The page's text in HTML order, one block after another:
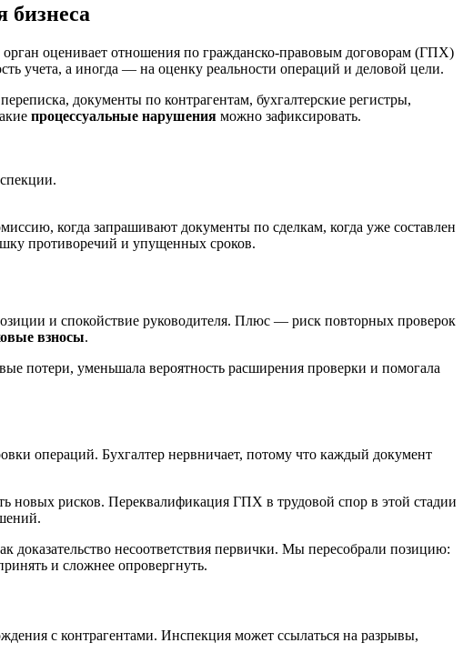
бизнеса
оценивает отношения по гражданско-правовым договорам (ГПХ)
учета, а иногда — на оценку реальности операций и деловой цели.
документы по контрагентам, бухгалтерские регистры,
процессуальные нарушения можно зафиксировать.
когда запрашивают документы по сделкам, когда уже составлен
противоречий и упущенных сроков.
и спокойствие руководителя. Плюс — риск повторных проверок
взносы.
потери, уменьшала вероятность расширения проверки и помогала
операций. Бухгалтер нервничает, потому что каждый документ
новых рисков. Переквалификация ГПХ в трудовой спор в этой стадии
несоответствия первички. Мы пересобрали позицию:
и сложнее опровергнуть.
с контрагентами. Инспекция может ссылаться на разрывы,